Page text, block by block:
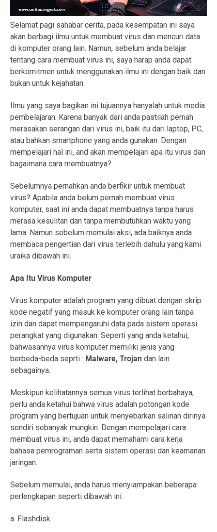
Selamat pagi sahabar cerita, pada kesempatan ini saya
akan berbagi ilmu untuk membuat virus dan mencuri data
di komputer orang lain. Namun, sebelum anda belajar
tentang cara membuat virus ini, saya harap anda dapat
berkomitmen untuk menggunakan ilmu ini dengan baik dan
bukan untuk kejahatan.
Ilmu yang saya bagikan ini tujuannya hanyalah untuk media
pembelajaran. Karena banyak dari anda pastilah pernah
merasakan serangan dari virus ini, baik itu dari laptop, PC,
atau bahkan smartphone yang anda gunakan. Dengan
mempelajari hal ini, and akan mempelajari apa itu virus dan
bagaimana cara membuatnya?
Sebelumnya pernahkan anda berfikir untuk membuat
virus? Apabila anda belum pernah membuat virus
komputer, saat ini anda dapat membuatnya tanpa harus
merasa kesulitan dan tanpa membutuhkan waktu yang
lama. Namun sebelum memulai aksi, ada baiknya anda
membaca pengertian dari virus terlebih dahulu yang kami
uraika dibawah ini.
Apa Itu Virus Komputer
Virus komputer adalah program yang dibuat dengan skrip
kode negatif yang masuk ke komputer orang lain tanpa
izin dan dapat mempengaruhi data pada sistem operasi
perangkat yang digunakan. Seperti yang anda ketahui,
bahwasannya virus komputer memiliki jenis yang
berbeda-beda seprti : Malware, Trojan dan lain
sebagainya.
Meskipun kelihatannya semua virus terlihat berbahaya,
perlu anda ketahui bahwa virus adalah potongan kode
program yang bertujuan untuk menyebarkan salinan dirinya
sendiri sebanyak mungkin. Dengan mempelajari cara
membuat virus ini, anda dapat memahami cara kerja
bahasa pemrograman serta sistem operasi dan keamanan
jaringan.
Sebelum memulai, anda harus menyiampakan beberapa
perlengkapan seperti dibawah ini:
a. Flashdisk